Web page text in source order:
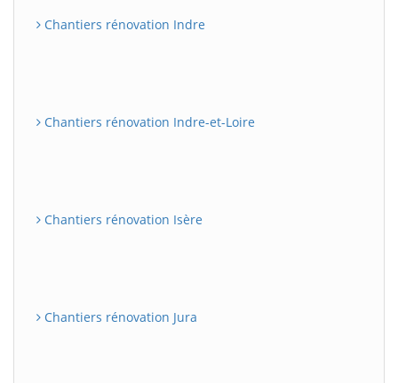
Chantiers rénovation Indre
Chantiers rénovation Indre-et-Loire
Chantiers rénovation Isère
Chantiers rénovation Jura